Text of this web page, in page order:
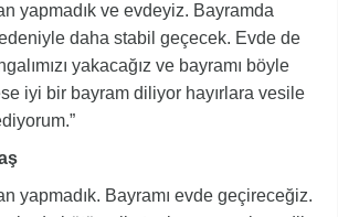
yapmadık ve evdeyiz. Bayramda
daha stabil geçecek. Evde de
yakacağız ve bayramı böyle
iyi bir bayram diliyor hayırlara vesile
yapmadık. Bayramı evde geçireceğiz.